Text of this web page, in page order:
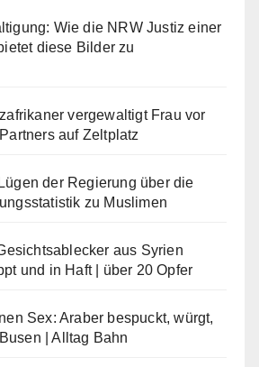
Wie die NRW Justiz einer
diese Bilder zu
vergewaltigt Frau vor
auf Zeltplatz
der Regierung über die
zu Muslimen
aus Syrien
und in Haft | über 20 Opfer
Sex: Araber bespuckt, würgt,
| Alltag Bahn